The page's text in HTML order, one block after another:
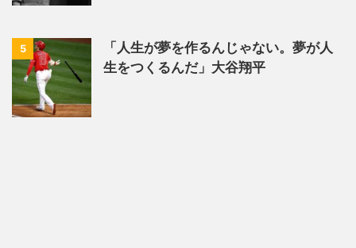
5
「人生が夢を作るんじゃない。夢が人
生をつくるんだ」大谷翔平